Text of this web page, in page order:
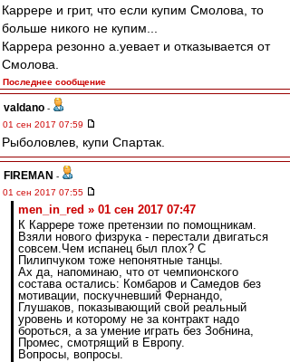
Каррере и грит, что если купим Смолова, то
больше никого не купим...
Каррера резонно а.уевает и отказывается от
Смолова.
Последнее сообщение
valdano -
01 сен 2017 07:59
Рыболовлев, купи Спартак.
FIREMAN -
01 сен 2017 07:55
men_in_red » 01 сен 2017 07:47
К Каррере тоже претензии по помощникам.
Взяли нового физрука - перестали двигаться
совсем.Чем испанец был плох? С
Пилипчуком тоже непонятные танцы.
Ах да, напоминаю, что от чемпионского
состава остались: Комбаров и Самедов без
мотивации, поскучневший Фернандо,
Глушаков, показывающий свой реальный
уровень и которому не за контракт надо
бороться, а за умение играть без Зобнина,
Промес, смотрящий в Европу.
Вопросы, вопросы.